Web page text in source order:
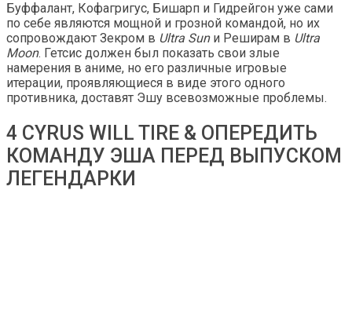
Буффалант, Кофагригус, Бишарп и Гидрейгон уже сами
по себе являются мощной и грозной командой, но их
сопровождают Зекром в Ultra Sunи Реширам в Ultra
Moon. Гетсис должен был показать свои злые
намерения в аниме, но его различные игровые
итерации, проявляющиеся в виде этого одного
противника, доставят Эшу всевозможные проблемы.
4 CYRUS WILL TIRE & ОПЕРЕДИТЬ
КОМАНДУ ЭША ПЕРЕД ВЫПУСКОМ
ЛЕГЕНДАРКИ